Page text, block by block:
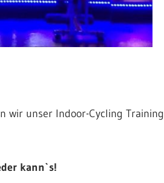
wir unser Indoor-Cycling Training
kann`s!